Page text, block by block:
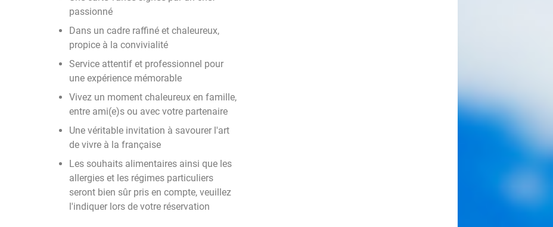
passionné
Dans un cadre raffiné et chaleureux,
propice à la convivialité
Service attentif et professionnel pour
une expérience mémorable
Vivez un moment chaleureux en famille,
entre ami(e)s ou avec votre partenaire
Une véritable invitation à savourer l'art
de vivre à la française
Les souhaits alimentaires ainsi que les
allergies et les régimes particuliers
seront bien sûr pris en compte, veuillez
l'indiquer lors de votre réservation